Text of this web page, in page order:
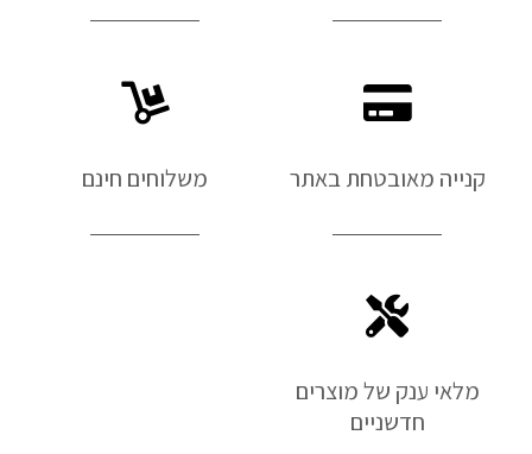
קנייה מאובטחת באתר משלוחים חינם
מלאי ענק של מוצרים
חדשניים